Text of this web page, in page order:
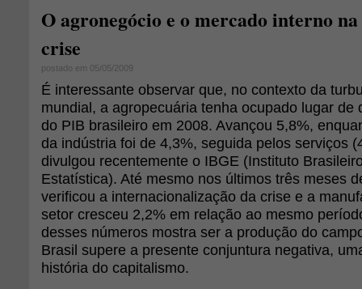
O agronegócio e o mercado interno
crise
postado em 05/05/2009
É interessante observar que, no contexto da
mundial, a agropecuária tenha ocupado lugar de
do PIB brasileiro em 2008. Avançou 5,8%,
da indústria foi de 4,3%, seguida pelos serviços
divulgou recentemente o IBGE (Instituto
Estatística). Até mesmo nos últimos três meses
verificou a internacionalização da crise e a
setor cresceu 2,2% em relação ao mesmo
desses números mostra ser a produção do
Brasil supere a presente conjuntura negativa,
história do capitalismo.